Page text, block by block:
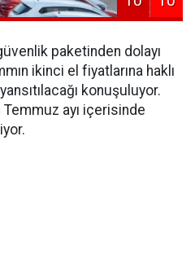
paketinden dolayı
ikinci el fiyatlarına haklı
konuşuluyor.
Temmuz ayı içerisinde